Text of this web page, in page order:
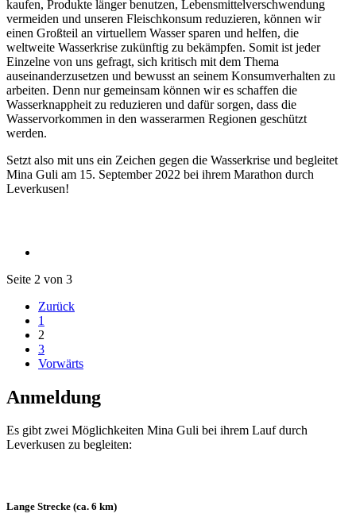
kaufen, Produkte länger benutzen, Lebensmittelverschwendung
vermeiden und unseren Fleischkonsum reduzieren, können wir
einen Großteil an virtuellem Wasser sparen und helfen, die
weltweite Wasserkrise zukünftig zu bekämpfen. Somit ist jeder
Einzelne von uns gefragt, sich kritisch mit dem Thema
auseinanderzusetzen und bewusst an seinem Konsumverhalten zu
arbeiten. Denn nur gemeinsam können wir es schaffen die
Wasserknappheit zu reduzieren und dafür sorgen, dass die
Wasservorkommen in den wasserarmen Regionen geschützt
werden.
Setzt also mit uns ein Zeichen gegen die Wasserkrise und begleitet
Mina Guli am 15. September 2022 bei ihrem Marathon durch
Leverkusen!
Seite 2 von 3
Zurück
1
2
3
Vorwärts
Anmeldung
Es gibt zwei Möglichkeiten Mina Guli bei ihrem Lauf durch
Leverkusen zu begleiten:
Lange Strecke (ca. 6 km)